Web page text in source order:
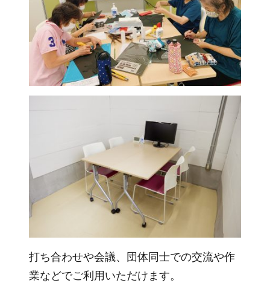
打ち合わせや会議、団体同士での交流や作
業などでご利用いただけます。